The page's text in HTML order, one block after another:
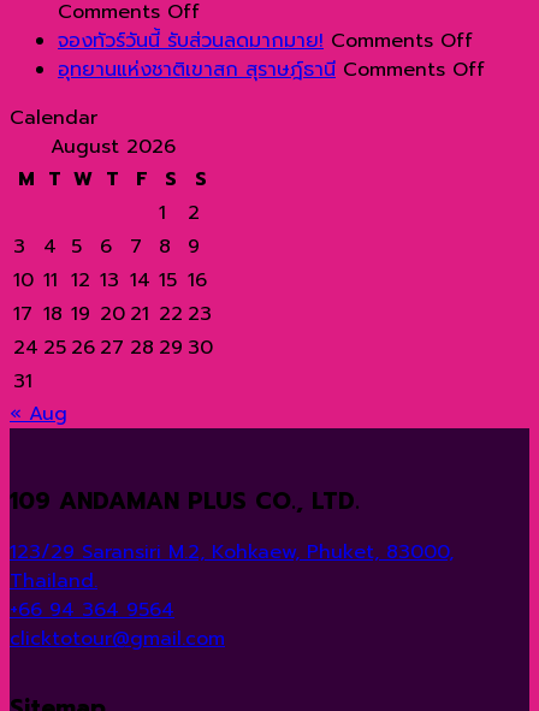
เที่ยว
จุด
หมาย
ทาง
ยอด
นิยม
ชาว
ต่าง
ชาติ
เป็น
พาหนะ
ใน
ไปล่
มา
ที่
น่า
พีพี
ภูเก็ต
จึง
มีชื่อ
โด่ง
ดัง
ไป
โลก?
Comments Offon
เกาะ
เจมส์
ภาพยนตร์
จองทัวร์วันนี้ รับส่วนลดมากมาย! Comments Offon
จอง
อุทยานแห่งชาติเขาสก สุราษฎ์ธานี Comments Offon
Calendar
August 2026
M T W T F S
S
1
2
3
4 5 6 7 8
9
10 11 12 13 14 15 16
17 18 19 20 21 22 23
24 25 26 27 28 29 30
31
« Aug
109 ANDAMAN PLUS CO., LTD.
123/29 Saransiri M.2, Kohkaew, Phuket, 83000,
Thailand.
+66 94 364 9564
clicktotour@gmail.com